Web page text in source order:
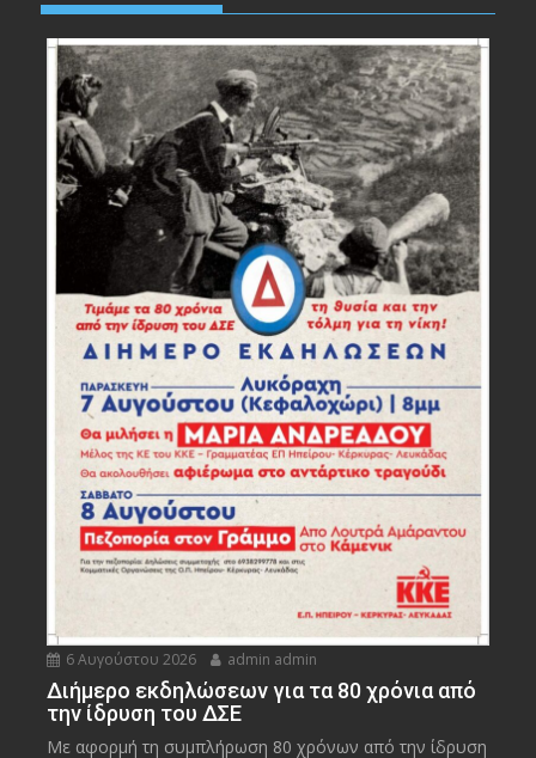
6 Αυγούστου 2026 admin admin
Διήμερο εκδηλώσεων για τα 80 χρόνια από
την ίδρυση του ΔΣΕ
Με αφορμή τη συμπλήρωση 80 χρόνων από την ίδρυση